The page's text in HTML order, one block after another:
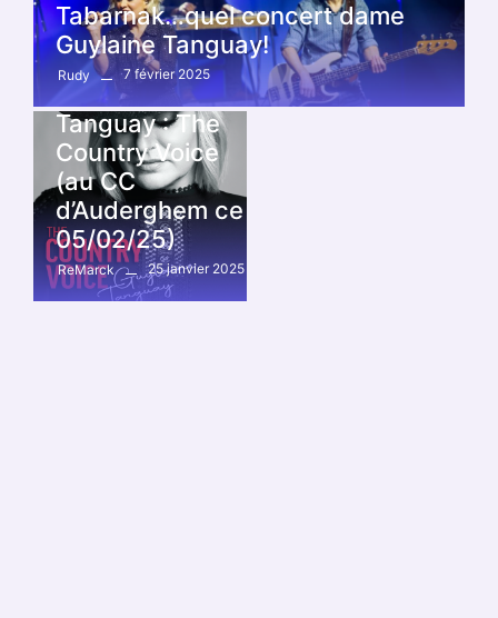
Tabarnak…quel concert dame
Guylaine Tanguay!
Rudy 7 février 2025
Concert
Guylaine
Tanguay : The
Country Voice
(au CC
d’Auderghem ce
05/02/25)
ReMarck 25 janvier 2025